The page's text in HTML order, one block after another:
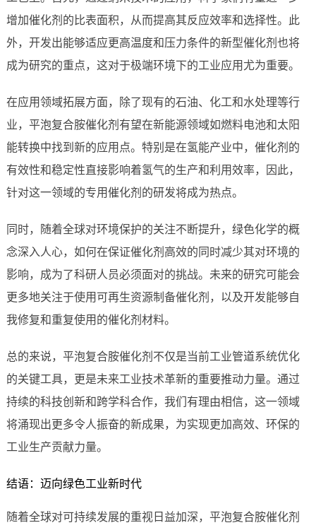
增加催化剂的比表面积，从而提高其反应效率和选择性。此
外，开发出能够适应更高温度和压力条件的新型催化剂也将
成为研究的重点，这对于极端环境下的工业应用尤为重要。
在应用领域拓展方面，除了现有的石油、化工和水处理等行
业，平泡复合胺催化剂有望在新能源领域如燃料电池和太阳
能转换中找到新的应用点。特别是在氢能产业中，催化剂的
有效性和稳定性直接影响着氢气的生产和利用效率，因此，
针对这一领域的专用催化剂的研发将成为热点。
同时，随着全球对环境保护的关注不断提升，绿色化学的概
念深入人心，如何在保证催化剂高效的同时减少其对环境的
影响，成为了科研人员必须面对的挑战。未来的研究可能会
更多地关注于使用可再生资源制备催化剂，以及开发能够自
我修复和重复使用的催化剂材料。
总的来说，平泡复合胺催化剂不仅是当前工业管道系统优化
的关键工具，更是未来工业技术革新的重要推动力量。通过
持续的科技创新和跨学科合作，我们有理由相信，这一领域
将涌现出更多令人振奋的新成果，为实现更加高效、环保的
工业生产贡献力量。
结语：迈向绿色工业新时代
随着全球对可持续发展的重视日益加深，平泡复合胺催化剂